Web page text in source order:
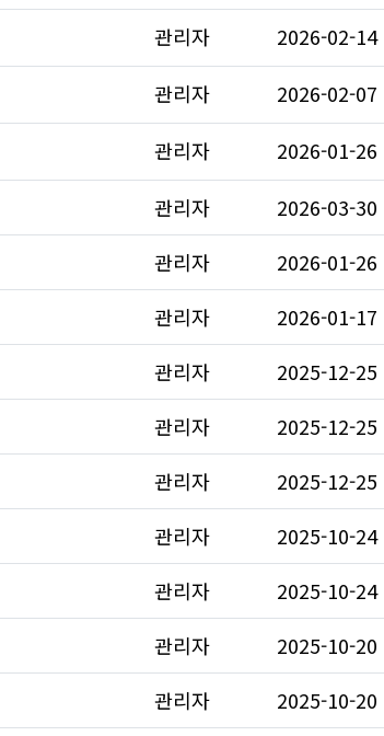
관리자 2026-02-14
관리자 2026-02-07
관리자 2026-01-26
관리자 2026-03-30
관리자 2026-01-26
관리자 2026-01-17
관리자 2025-12-25
관리자 2025-12-25
관리자 2025-12-25
관리자 2025-10-24
관리자 2025-10-24
관리자 2025-10-20
관리자 2025-10-20